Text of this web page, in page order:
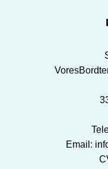
Email: